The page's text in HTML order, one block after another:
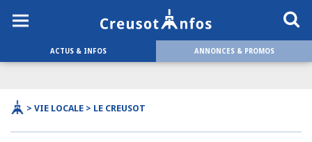
ACTUS & INFOS ANNONCES & PROMOS
> VIE LOCALE > LE CREUSOT